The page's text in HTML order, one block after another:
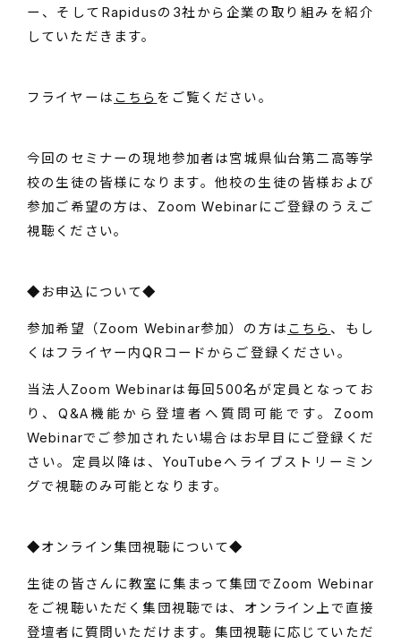
ー、そしてRapidusの3社から企業の取り組みを紹介
していただきます。
フライヤーは こちら をご覧ください。
今回のセミナーの現地参加者は宮城県仙台第二高等学
校の生徒の皆様になります。他校の生徒の皆様および
参加ご希望の方は、Zoom Webinarにご登録のうえご
視聴ください。
◆お申込について◆
参加希望（Zoom Webinar参加）の方は こちら 、もし
くはフライヤー内QRコードからご登録ください。
当法人Zoom Webinarは毎回500名が定員となってお
り、Q&A機能から登壇者へ質問可能です。Zoom
Webinarでご参加されたい場合はお早目にご登録くだ
さい。定員以降は、YouTubeへライブストリーミン
グで視聴のみ可能となります。
◆オンライン集団視聴について◆
生徒の皆さんに教室に集まって集団でZoom Webinar
をご視聴いただく集団視聴では、オンライン上で直接
登壇者に質問いただけます。集団視聴に応じていただ